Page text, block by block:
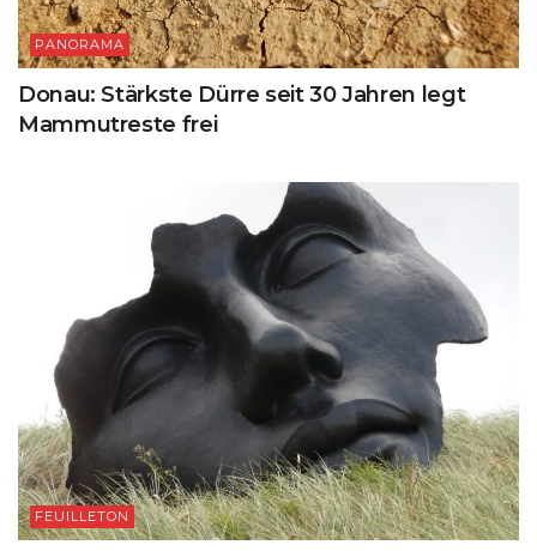
PANORAMA
Donau: Stärkste Dürre seit 30 Jahren legt
Mammutreste frei
FEUILLETON